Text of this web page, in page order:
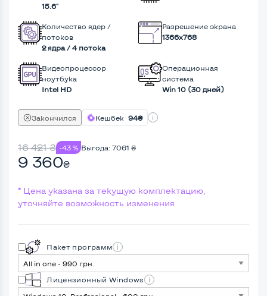
15.6"
Количество ядер /
потоков
2 ядра / 4 потока
Разрешение экрана
1366x768
Видеопроцессор
ноутбука
Intel HD
Операционная
система
Win 10 (30 дней)
Закончился Кешбек 94₴
16 421₴ -43 % Выгода: 7061 ₴
9 360₴
* Цена указана за текущую комплектацию,
уточняйте возможность изменения
Пакет программ
Лицензионный Windows